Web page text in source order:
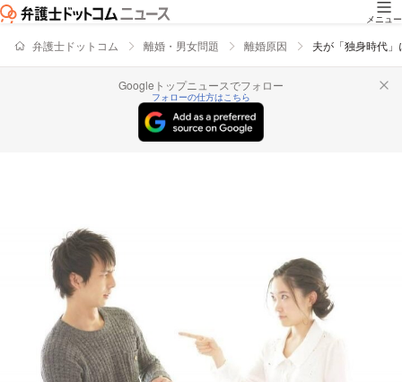
メニュー
弁護士ドットコム 離婚・男女問題 離婚原因 夫が「独身時代
Googleトップニュースでフォロー
フォローの仕方はこちら